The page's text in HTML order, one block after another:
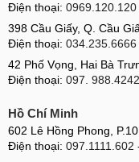
Màn hình LCD:
thường được sử dụng
hình LCD có độ phân
khác nhưng giá thành
Màn hình OLED:
LCD và được sử
Màn hình OLED có
Điện thoại: 0969.120.120
398 Cầu Giấy, Q. Cầu
Điện thoại: 034.235.6666
42 Phố Vọng, Hai Bà
Điện thoại: 097. 988.4242
Hồ Chí Minh
602 Lê Hồng Phong,
Điện thoại: 097.1111.602